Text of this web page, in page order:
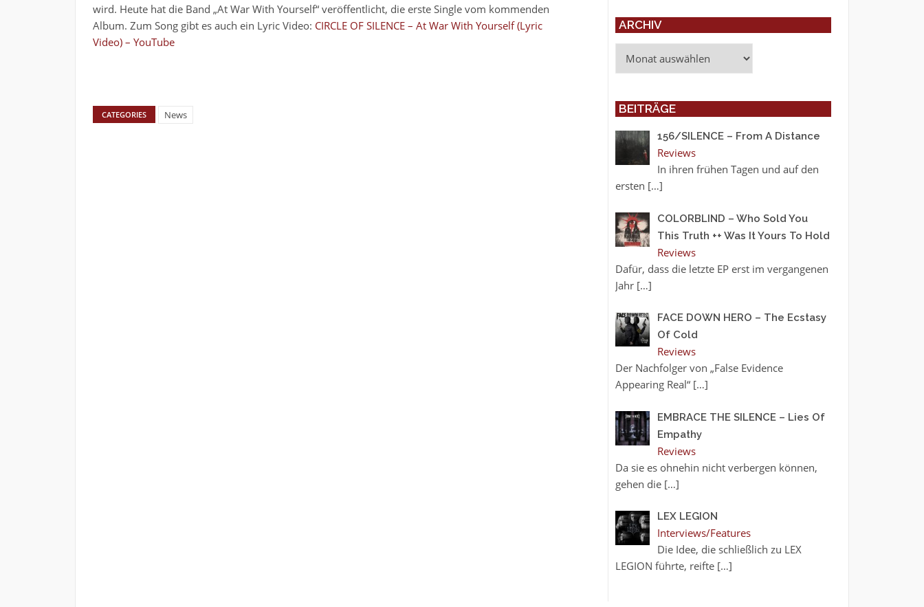
wird. Heute hat die Band „At War With Yourself“ veröffentlicht, die erste Single vom kommenden
Album. Zum Song gibt es auch ein Lyric Video: CIRCLE OF SILENCE – At War With Yourself (Lyric
Video) – YouTube
CATEGORIES News
ARCHIV
BEITRÄGE
156/SILENCE – From A Distance
Reviews
In ihren frühen Tagen und auf den
ersten […]
COLORBLIND – Who Sold You
This Truth ++ Was It Yours To Hold
Reviews
Dafür, dass die letzte EP erst im vergangenen
Jahr […]
FACE DOWN HERO – The Ecstasy
Of Cold
Reviews
Der Nachfolger von „False Evidence
Appearing Real“ […]
EMBRACE THE SILENCE – Lies Of
Empathy
Reviews
Da sie es ohnehin nicht verbergen können,
gehen die […]
LEX LEGION
Interviews/Features
Die Idee, die schließlich zu LEX
LEGION führte, reifte […]